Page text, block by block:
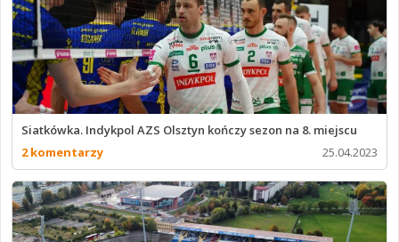
Siatkówka. Indykpol AZS Olsztyn kończy sezon na 8. miejscu
2 komentarzy
25.04.2023